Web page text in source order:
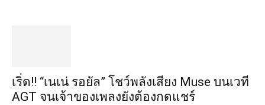
เริ่ด!! “เนเน่ รอยัล” โชว์พลังเสียง Muse บนเวที
AGT จนเจ้าของเพลงยังต้องกดแชร์